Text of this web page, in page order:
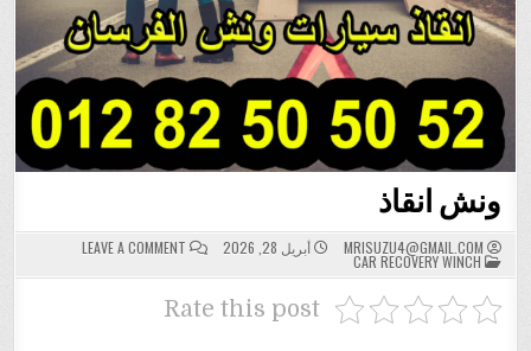
ونش انقاذ
MRISUZU4@GMAIL.COM أبريل 28, 2026 LEAVE A COMMENT
ON
ونش
انقاذ
POSTED
IN
CAR RECOVERY WINCH
Rate this post